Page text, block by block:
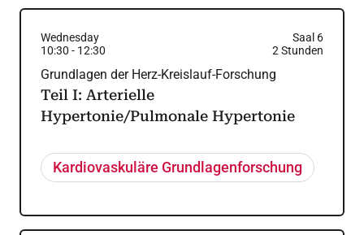
Wednesday
Saal 6
10:30 - 12:30 2 Stunden
Grundlagen der Herz-Kreislauf-Forschung
Teil I: Arterielle
Hypertonie/Pulmonale Hypertonie
Kardiovaskuläre Grundlagenforschung